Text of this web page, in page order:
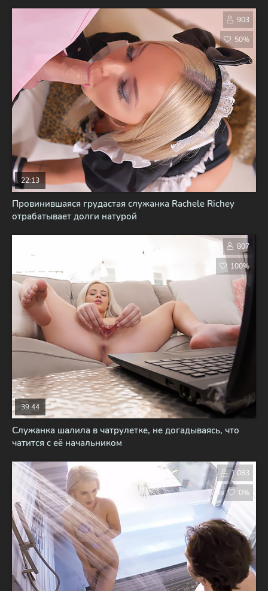
Провинившаяся грудастая служанка Rachele Richey
отрабатывает долги натурой
22:13
903
50%
Служанка шалила в чатрулетке, не догадываясь, что
чатится с её начальником
39:44
807
100%
1 083
0%